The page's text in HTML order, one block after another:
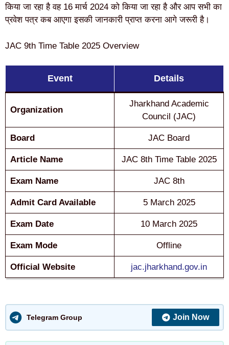
किया जा रहा है वह 16 मार्च 2024 को किया जा रहा है और आप सभी का
प्रवेश पत्र कब आएगा इसकी जानकारी प्राप्त करना आगे जरूरी है।
JAC 9th Time Table 2025 Overview
Event Details
Organization
Jharkhand Academic
Council (JAC)
Board JAC Board
Article Name JAC 8th Time Table 2025
Exam Name JAC 8th
Admit Card Available 5 March 2025
Exam Date 10 March 2025
Exam Mode Offline
Official Website jac.jharkhand.gov.in
Telegram Group Join Now